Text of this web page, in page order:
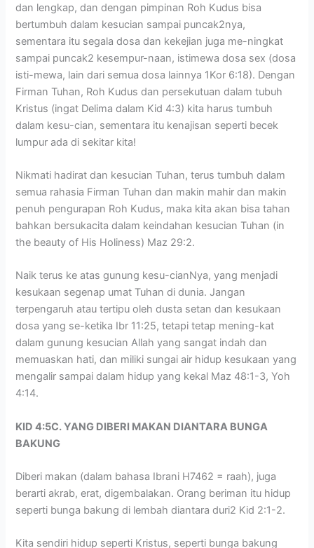
dan lengkap, dan dengan pimpinan Roh Kudus bisa
bertumbuh dalam kesucian sampai puncak2nya,
sementara itu segala dosa dan kekejian juga me-ningkat
sampai puncak2 kesempur-naan, istimewa dosa sex (dosa
isti-mewa, lain dari semua dosa lainnya 1Kor 6:18). Dengan
Firman Tuhan, Roh Kudus dan persekutuan dalam tubuh
Kristus (ingat Delima dalam Kid 4:3) kita harus tumbuh
dalam kesu-cian, sementara itu kenajisan seperti becek
lumpur ada di sekitar kita!
Nikmati hadirat dan kesucian Tuhan, terus tumbuh dalam
semua rahasia Firman Tuhan dan makin mahir dan makin
penuh pengurapan Roh Kudus, maka kita akan bisa tahan
bahkan bersukacita dalam keindahan kesucian Tuhan (in
the beauty of His Holiness) Maz 29:2.
Naik terus ke atas gunung kesu-cianNya, yang menjadi
kesukaan segenap umat Tuhan di dunia. Jangan
terpengaruh atau tertipu oleh dusta setan dan kesukaan
dosa yang se-ketika Ibr 11:25, tetapi tetap mening-kat
dalam gunung kesucian Allah yang sangat indah dan
memuaskan hati, dan miliki sungai air hidup kesukaan yang
mengalir sampai dalam hidup yang kekal Maz 48:1-3, Yoh
4:14.
KID 4:5C. YANG DIBERI MAKAN DIANTARA BUNGA
BAKUNG
Diberi makan (dalam bahasa Ibrani H7462 = raah), juga
berarti akrab, erat, digembalakan. Orang beriman itu hidup
seperti bunga bakung di lembah diantara duri2 Kid 2:1-2.
Kita sendiri hidup seperti Kristus, seperti bunga bakung